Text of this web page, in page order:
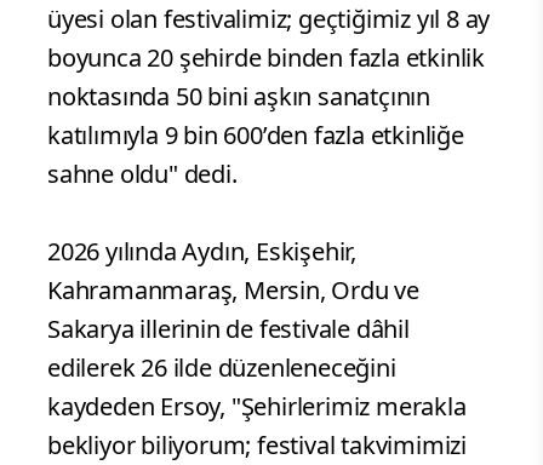
üyesi olan festivalimiz; geçtiğimiz yıl 8 ay
boyunca 20 şehirde binden fazla etkinlik
noktasında 50 bini aşkın sanatçının
katılımıyla 9 bin 600’den fazla etkinliğe
sahne oldu" dedi.
2026 yılında Aydın, Eskişehir,
Kahramanmaraş, Mersin, Ordu ve
Sakarya illerinin de festivale dâhil
edilerek 26 ilde düzenleneceğini
kaydeden Ersoy, "Şehirlerimiz merakla
bekliyor biliyorum; festival takvimimizi